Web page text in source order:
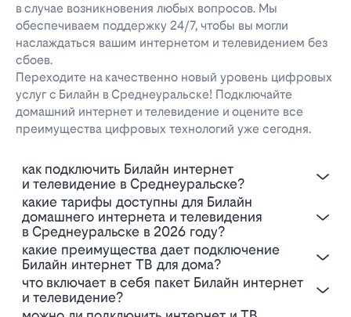
в случае возникновения любых вопросов. Мы
обеспечиваем поддержку 24/7, чтобы вы могли
наслаждаться вашим интернетом и телевидением без
сбоев.
Переходите на качественно новый уровень цифровых
услуг с Билайн в Среднеуральске! Подключайте
домашний интернет и телевидение и оцените все
преимущества цифровых технологий уже сегодня.
Как подключить Билайн интернет
и телевидение в Среднеуральске?
Какие тарифы доступны для Билайн
домашнего интернета и телевидения
в Среднеуральске в 2026 году?
Какие преимущества дает подключение
Билайн интернет ТВ для дома?
Что включает в себя пакет Билайн интернет
и телевидение?